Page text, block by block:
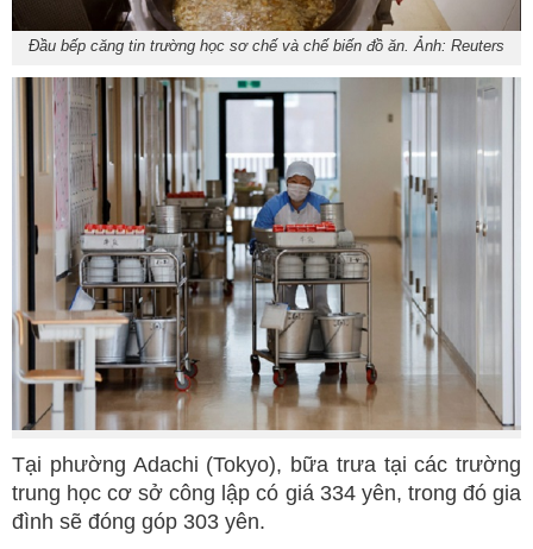
Đầu bếp căng tin trường học sơ chế và chế biến đồ ăn. Ảnh: Reuters
Tại phường Adachi (Tokyo), bữa trưa tại các trường
trung học cơ sở công lập có giá 334 yên, trong đó gia
đình sẽ đóng góp 303 yên.